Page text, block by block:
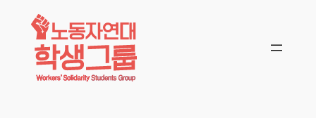
콘텐츠로
바로가기